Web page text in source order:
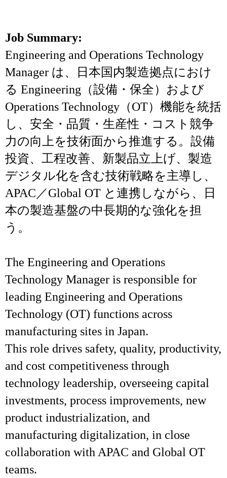
Job Summary:
Engineering and Operations Technology
Manager は、日本国内製造拠点におけ
る Engineering（設備・保全）および
Operations Technology（OT）機能を統括
し、安全・品質・生産性・コスト競争
力の向上を技術面から推進する。設備
投資、工程改善、新製品立上げ、製造
デジタル化を含む技術戦略を主導し、
APAC／Global OT と連携しながら、日
本の製造基盤の中長期的な強化を担
う。
The Engineering and Operations
Technology Manager is responsible for
leading Engineering and Operations
Technology (OT) functions across
manufacturing sites in Japan.
This role drives safety, quality, productivity,
and cost competitiveness through
technology leadership, overseeing capital
investments, process improvements, new
product industrialization, and
manufacturing digitalization, in close
collaboration with APAC and Global OT
teams.